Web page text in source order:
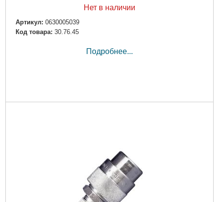
Нет в наличии
Артикул: 0630005039
Код товара: 30.76.45
Подробнее...